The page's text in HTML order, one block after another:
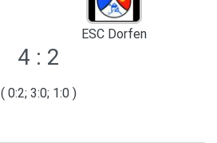
ESC Dorfen
4 : 2
( 0:2; 3:0; 1:0 )